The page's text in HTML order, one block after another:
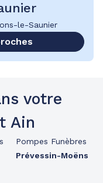
le-Saunier
votre
Ain
Pompes Funèbres
Prévessin-Moëns